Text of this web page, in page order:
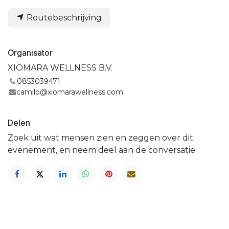
Routebeschrijving
Organisator
XIOMARA WELLNESS B.V.
0853039471
camilo@xiomarawellness.com
Delen
Zoek uit wat mensen zien en zeggen over dit
evenement, en neem deel aan de conversatie.